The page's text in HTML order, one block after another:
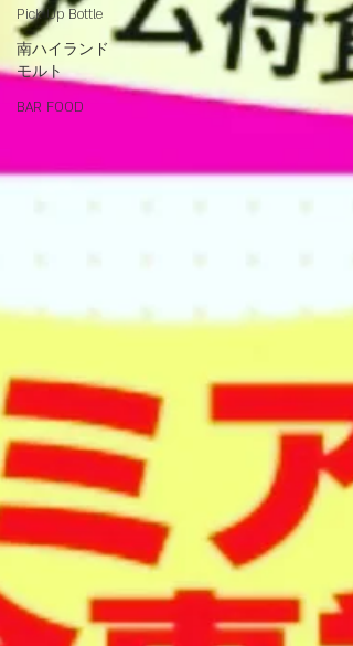
Pick Up Bottle
南ハイランド
モルト
BAR FOOD